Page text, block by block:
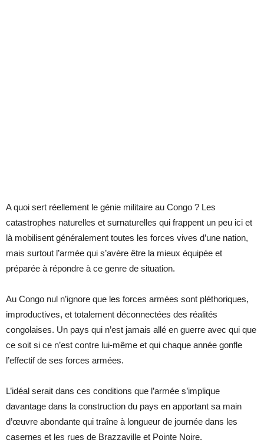
A quoi sert réellement le génie militaire au Congo ? Les
catastrophes naturelles et surnaturelles qui frappent un peu ici et
là mobilisent généralement toutes les forces vives d’une nation,
mais surtout l’armée qui s’avère être la mieux équipée et
préparée à répondre à ce genre de situation.
Au Congo nul n’ignore que les forces armées sont pléthoriques,
improductives, et totalement déconnectées des réalités
congolaises. Un pays qui n’est jamais allé en guerre avec qui que
ce soit si ce n’est contre lui-même et qui chaque année gonfle
l’effectif de ses forces armées.
L’idéal serait dans ces conditions que l’armée s’implique
davantage dans la construction du pays en apportant sa main
d’œuvre abondante qui traîne à longueur de journée dans les
casernes et les rues de Brazzaville et Pointe Noire.